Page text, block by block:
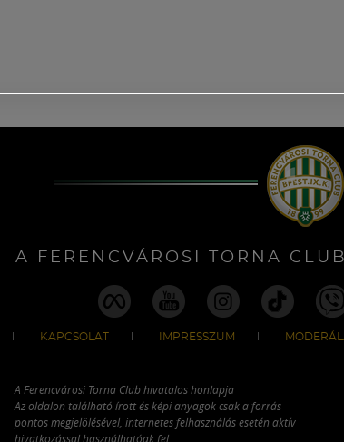
A FERENCVÁROSI TORNA
KAPCSOLAT IMPRESSZUM
A Ferencvárosi Torna Club hivatalos honlapja
Az oldalon található írott és képi anyagok csak a forrás
pontos megjelölésével, internetes felhasználás esetén aktív
hivatkozással használhatóak fel.